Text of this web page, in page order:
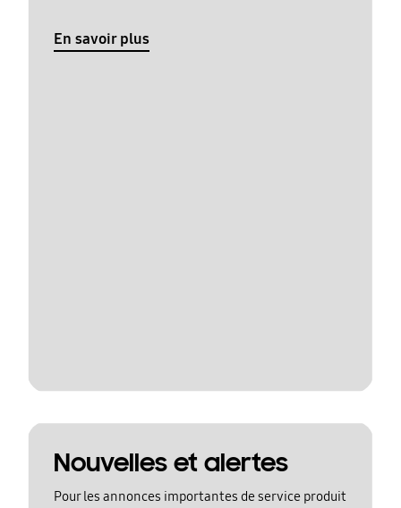
En savoir plus
Nouvelles et alertes
Pour les annonces importantes de service produit